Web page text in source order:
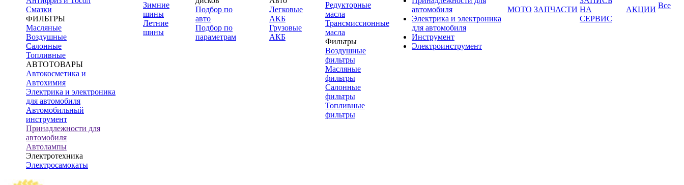
Смазки
ФИЛЬТРЫ
Масляные
Воздушные
Салонные
Топливные
АВТОТОВАРЫ
Автокосметика и
Автохимия
Электрика и электроника
для автомобиля
Автомобильный
инструмент
Принадлежности для
автомобиля
Автолампы
Электротехника
Электросамокаты
Зимние
шины
Летние
шины
Подбор по
авто
Подбор по
параметрам
Легковые
АКБ
Грузовые
АКБ
Редукторные
масла
Трансмиссионные
масла
Фильтры
Воздушные
фильтры
Масляные
фильтры
Салонные
фильтры
Топливные
фильтры
автомобиля
Электрика и электроника
для автомобиля
Инструмент
Электроинструмент
МОТО ЗАПЧАСТИ НА
СЕРВИС
АКЦИИ Все